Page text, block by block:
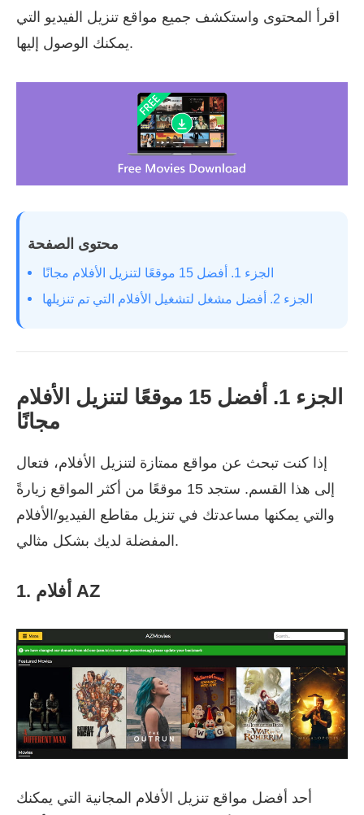
اقرأ المحتوى واستكشف جميع مواقع تنزيل الفيديو التي
يمكنك الوصول إليها.
محتوى الصفحة
الجزء 1. أفضل 15 موقعًا لتنزيل الأفلام مجانًا
الجزء 2. أفضل مشغل لتشغيل الأفلام التي تم تنزيلها
الجزء 1. أفضل 15 موقعًا لتنزيل الأفلام
مجانًا
إذا كنت تبحث عن مواقع ممتازة لتنزيل الأفلام، فتعال
إلى هذا القسم. ستجد 15 موقعًا من أكثر المواقع زيارةً
والتي يمكنها مساعدتك في تنزيل مقاطع الفيديو/الأفلام
المفضلة لديك بشكل مثالي.
1. أفلام AZ
أحد أفضل مواقع تنزيل الأفلام المجانية التي يمكنك